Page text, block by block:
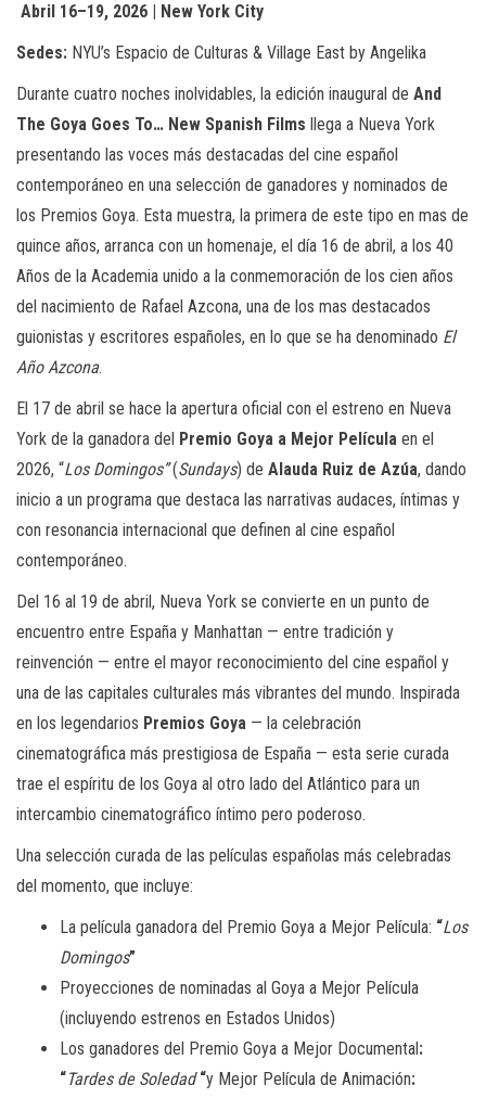
Abril 16–19, 2026 | New York City
Sedes: NYU’s Espacio de Culturas & Village East by Angelika
Durante cuatro noches inolvidables, la edición inaugural de And
The Goya Goes To… New Spanish Films llega a Nueva York
presentando las voces más destacadas del cine español
contemporáneo en una selección de ganadores y nominados de
los Premios Goya. Esta muestra, la primera de este tipo en mas de
quince años, arranca con un homenaje, el día 16 de abril, a los 40
Años de la Academia unido a la conmemoración de los cien años
del nacimiento de Rafael Azcona, una de los mas destacados
guionistas y escritores españoles, en lo que se ha denominado El
Año Azcona.
El 17 de abril se hace la apertura oficial con el estreno en Nueva
York de la ganadora del Premio Goya a Mejor Película en el
2026, “Los Domingos”(Sundays) de Alauda Ruiz de Azúa, dando
inicio a un programa que destaca las narrativas audaces, íntimas y
con resonancia internacional que definen al cine español
contemporáneo.
Del 16 al 19 de abril, Nueva York se convierte en un punto de
encuentro entre España y Manhattan — entre tradición y
reinvención — entre el mayor reconocimiento del cine español y
una de las capitales culturales más vibrantes del mundo. Inspirada
en los legendarios Premios Goya — la celebración
cinematográfica más prestigiosa de España — esta serie curada
trae el espíritu de los Goya al otro lado del Atlántico para un
intercambio cinematográfico íntimo pero poderoso.
Una selección curada de las películas españolas más celebradas
del momento, que incluye:
La película ganadora del Premio Goya a Mejor Película: “Los
Domingos”
Proyecciones de nominadas al Goya a Mejor Película
(incluyendo estrenos en Estados Unidos)
Los ganadores del Premio Goya a Mejor Documental :
“Tardes de Soledad“y Mejor Película de Animación: